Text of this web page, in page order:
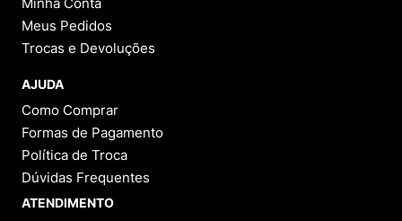
Meus Pedidos
Trocas e Devoluções
AJUDA
Como Comprar
Formas de Pagamento
Política de Troca
Dúvidas Frequentes
ATENDIMENTO